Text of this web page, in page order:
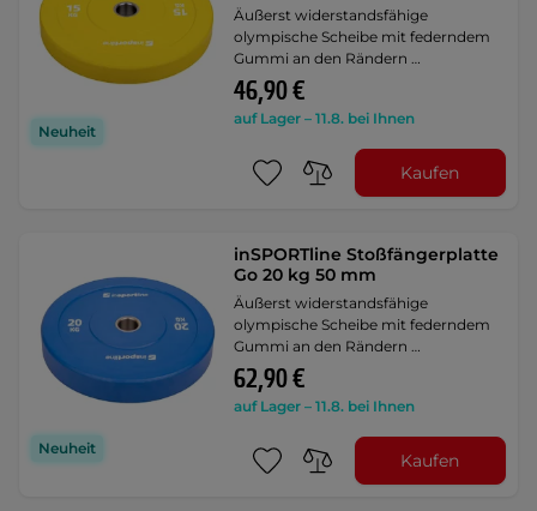
Neuheit
Äußerst widerstandsfähige
olympische Scheibe mit federndem
Gummi an den Rändern …
46,90 €
auf Lager – 11.8. bei Ihnen
Kaufen
Neuheit
inSPORTline Stoßfängerplatte
Go 20 kg 50 mm
Äußerst widerstandsfähige
olympische Scheibe mit federndem
Gummi an den Rändern …
62,90 €
auf Lager – 11.8. bei Ihnen
Kaufen